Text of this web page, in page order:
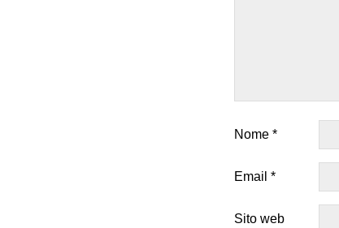
Nome *
Email *
Sito web